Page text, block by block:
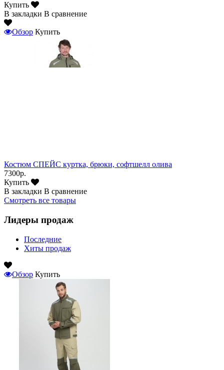
Купить
В закладки В сравнение
Обзор Купить
Костюм СПЕЙС куртка, брюки, софтшелл олива
7300р.
Купить
В закладки В сравнение
Смотреть все товары
Лидеры продаж
Последние
Хиты продаж
Обзор Купить